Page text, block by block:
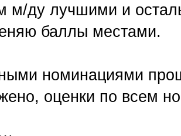
м/ду лучшими и
баллы местами.
номинациями
оценки по всем